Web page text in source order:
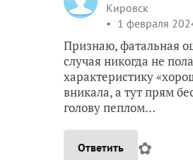
Кировск
1 февраля
Признаю, фатальная
случая никогда не
характеристику
вникала, а тут прям
голову пеплом…
Ответить ✿